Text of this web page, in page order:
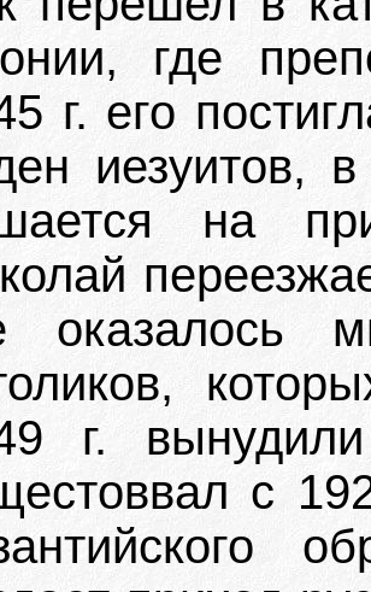
где
г. его
иезуитов,
на
оказалось
г.
с